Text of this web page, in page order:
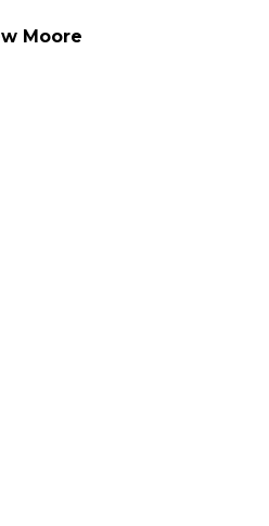
Moore